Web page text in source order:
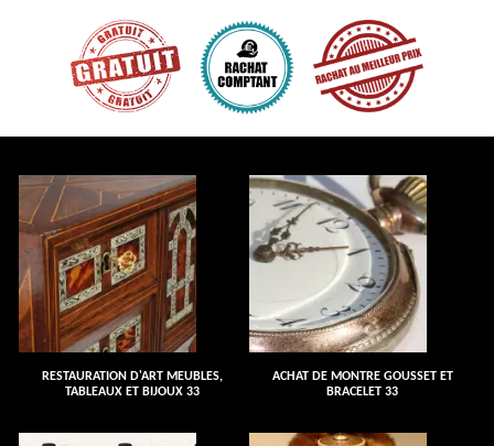
RESTAURATION D'ART MEUBLES,
TABLEAUX ET BIJOUX 33
ACHAT DE MONTRE GOUSSET ET
BRACELET 33